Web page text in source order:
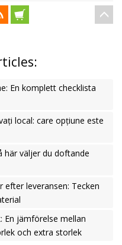
En komplett checklista
local: care opțiune este
här väljer du doftande
efter leveransen: Tecken
En jämförelse mellan
och extra storlek